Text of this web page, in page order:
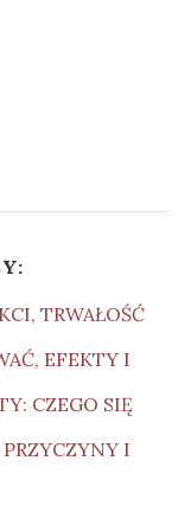
TRWAŁOŚĆ
EFEKTY I
CZEGO SIĘ
I